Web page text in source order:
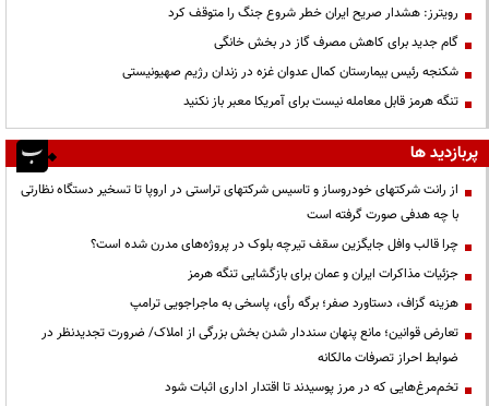
رویترز: هشدار صریح ایران خطر شروع جنگ را متوقف کرد
گام جدید برای کاهش مصرف گاز در بخش خانگی
شکنجه رئیس بیمارستان کمال عدوان غزه در زندان رژیم صهیونیستی
تنگه هرمز قابل معامله نیست برای آمریکا معبر باز نکنید
پربازدید ها
از رانت‌ شرکتهای خودروساز و تاسیس شرکتهای تراستی در اروپا تا تسخیر دستگاه نظارتی
با چه هدفی صورت گرفته است
چرا قالب وافل جایگزین سقف تیرچه بلوک در پروژه‌های مدرن شده است؟
جزئیات مذاکرات ایران و عمان برای بازگشایی تنگه هرمز
هزینه گزاف، دستاورد صفر؛ برگه رأی، پاسخی به ماجراجویی ترامپ
تعارض قوانین؛ مانع پنهان سنددار شدن بخش بزرگی از املاک/ ضرورت تجدیدنظر در
ضوابط احراز تصرفات مالکانه
تخم‌مرغ‌هایی که در مرز پوسیدند تا اقتدار اداری اثبات شود